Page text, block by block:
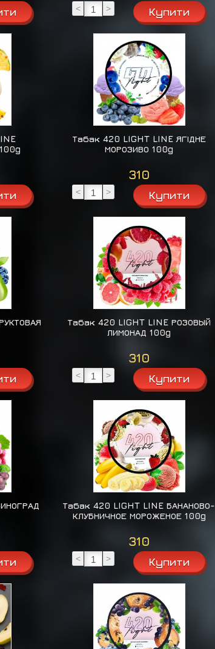
< >
Табак 420 LIGHT LINE ЯГІДНЕ
МОРОЗИВО 100g
310
< >
Табак 420 LIGHT LINE РОЗОВЫЙ
ЛИМОНАД 100g
310
< >
Табак 420 LIGHT LINE БАНАНОВО-
КЛУБНИЧНОЕ МОРОЖЕНОЕ 100g
310
< >